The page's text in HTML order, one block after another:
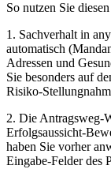
So nutzen Sie
1. Sachverhalt in
automatisch
Adressen und
Sie besonders auf
Risiko-
2. Die Antragsweg-
Erfolgsaussicht-
haben Sie vorher
Eingabe-Felder des